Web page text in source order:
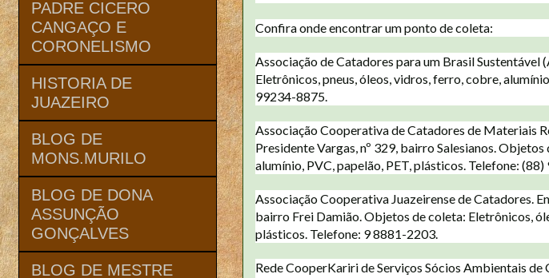
Confira onde encontrar um ponto de coleta:
Associação de Catadores para um Brasil
Eletrônicos, pneus, óleos, vidros, ferro, cobre,
99234-8875.
Associação Cooperativa de Catadores de Materiais
Presidente Vargas, nº 329, bairro Salesianos.
alumínio, PVC, papelão, PET, plásticos. Telefone:
Associação Cooperativa Juazeirense de Catadores.
bairro Frei Damião. Objetos de coleta: Eletrônicos,
plásticos. Telefone: 9 8881-2203.
Rede CooperKariri de Serviços Sócios Ambientais
PADRE CICERO
CANGAÇO E
CORONELISMO
HISTORIA DE
JUAZEIRO
BLOG DE
MONS.MURILO
BLOG DE DONA
ASSUNÇÃO
GONÇALVES
BLOG DE MESTRE